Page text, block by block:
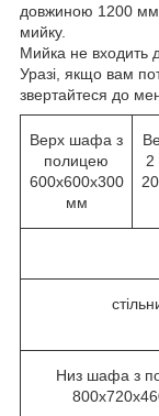
довжиною 1200
мийку.
Мийка не входить
Уразі, якщо вам
звертайтеся до
Верх шафа з
полицею
600х600х300
мм
2
Низ шафа з